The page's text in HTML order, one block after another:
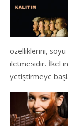
özelliklerini, soyu
iletmesidir. İlkel
yetiştirmeye